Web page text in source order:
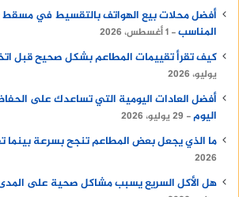
أفضل محلات بيع الهواتف بالتقسيط في مسقط
المناسب 1 أغسطس، 2026
كيف تقرأ تقييمات المطاعم بشكل صحيح قبل
يوليو، 2026
أفضل العادات اليومية التي تساعدك على
اليوم
29 يوليو، 2026
ما الذي يجعل بعض المطاعم تنجح بسرعة بينما
2026
هل الأكل السريع يسبب مشاكل صحية على